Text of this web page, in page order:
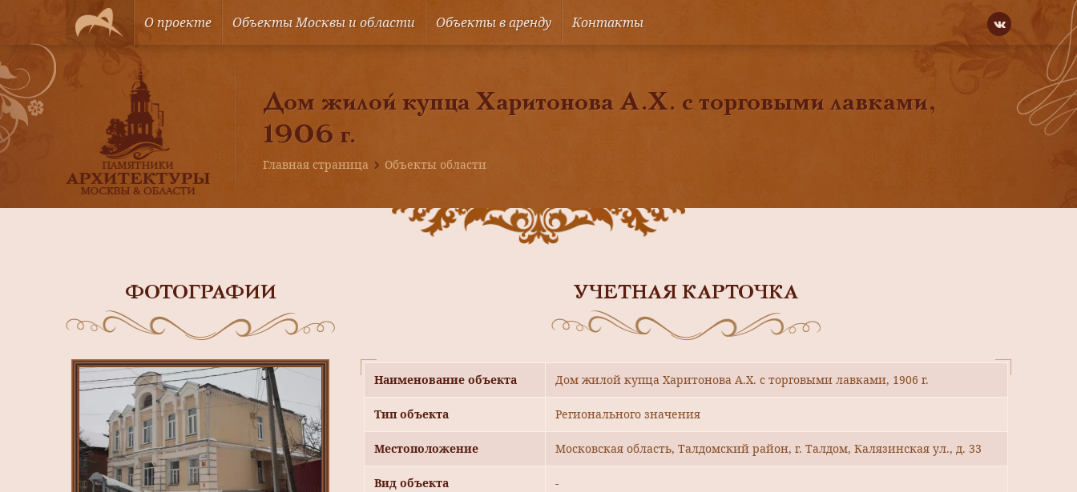
О проекте Объекты Москвы и области Объекты в аренду Контакты
Дом жилой купца Харитонова А.Х. с торговыми лавками,
1906 г.
Главная страница Объекты области
ФОТОГРАФИИ УЧЕТНАЯ КАРТОЧКА
Наименование объекта Дом жилой купца Харитонова А.Х. с торговыми лавками, 1906 г.
Тип объекта Регионального значения
Местоположение Московская область, Талдомский район, г. Талдом, Калязинская ул., д. 33
Вид объекта -